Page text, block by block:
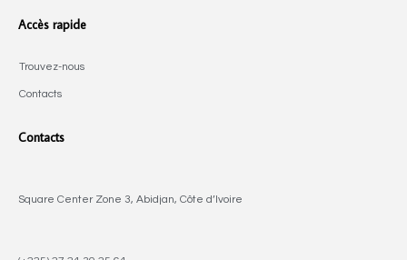
Accès rapide
Trouvez-nous
Contacts
Contacts
Square Center Zone 3, Abidjan, Côte d’Ivoire